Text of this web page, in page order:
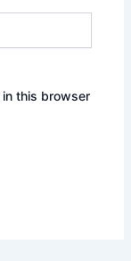
in this browser